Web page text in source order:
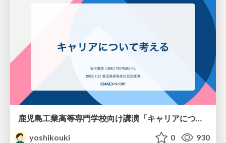
鹿児島工業高等専門学校向け講演「キャリアについて考える」
yoshikouki
0 930